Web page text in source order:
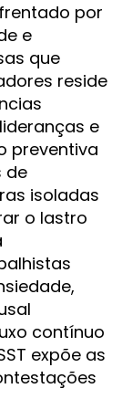
por
e
que
reside
e
preventiva
de
isoladas
o lastro
contínuo
expõe as